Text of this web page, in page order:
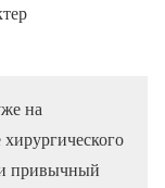
на
привычный